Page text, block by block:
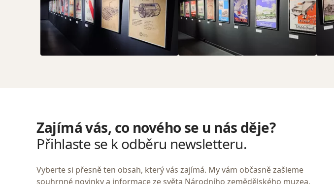
Zajímá vás, co nového se u nás děje?
Přihlaste se k odběru newsletteru.
Vyberte si přesně ten obsah, který vás zajímá. My vám občasně zašleme
souhrnné novinky a informace ze světa Národního zemědělského muzea.